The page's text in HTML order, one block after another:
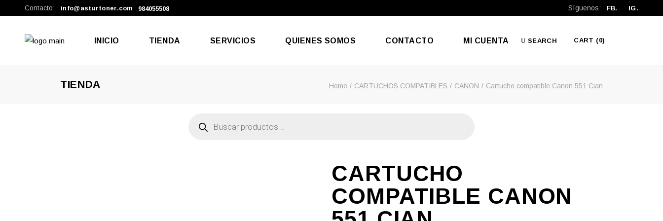
Contacto: info@asturtoner.com 984055508 Síguenos: FB. IG.
INICIO TIENDA SERVICIOS QUIENES SOMOS CONTACTO MI CUENTA SEARCH CART (0)
No products in the cart.
TIENDA Home CARTUCHOS COMPATIBLES CANON Cartucho compatible Canon 551 Cian
productos
CARTUCHO
COMPATIBLE CANON